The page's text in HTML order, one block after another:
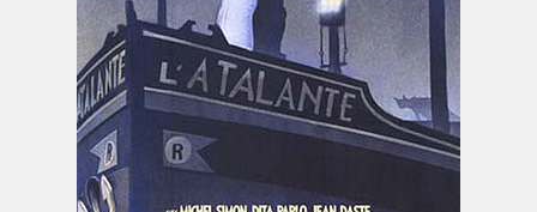
PÁGINA INICIAL
FilmesNoCinema.com.bré o maior localizador de filmes e
sessões de cinema no Brasil. Através dele, você pode
encontrar os filmes no cinema mais próximos a você ou a
qualquer cidade em território brasileiro. Você pode também
acessar informações sobre cinemas, horários, assistir aos
trailers e muito mais.